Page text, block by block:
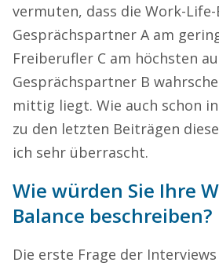
vermuten, dass die Work-Life-
Gesprächspartner A am
Freiberufler C am höchsten
Gesprächspartner B
mittig liegt. Wie auch schon
zu den letzten Beiträgen
ich sehr überrascht.
Wie würden Sie Ihre
Balance beschreiben?
Die erste Frage der